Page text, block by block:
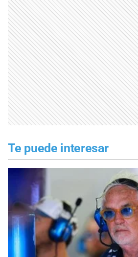
Te puede interesar